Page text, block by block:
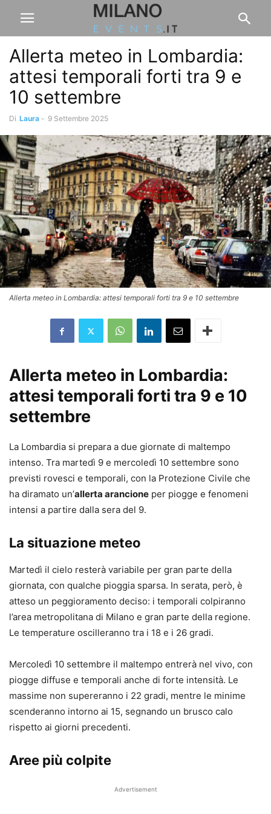
Allerta meteo in Lombardia:
attesi temporali forti tra 9 e
10 settembre
Di Laura - 9 Settembre 2025
Allerta meteo in Lombardia: attesi temporali forti tra 9 e 10 settembre
Allerta meteo in Lombardia:
attesi temporali forti tra 9 e 10
settembre
La Lombardia si prepara a due giornate di maltempo
intenso. Tra martedì 9 e mercoledì 10 settembre sono
previsti rovesci e temporali, con la Protezione Civile che
ha diramato un’allerta arancione per piogge e fenomeni
intensi a partire dalla sera del 9.
La situazione meteo
Martedì il cielo resterà variabile per gran parte della
giornata, con qualche pioggia sparsa. In serata, però, è
atteso un peggioramento deciso: i temporali colpiranno
l’area metropolitana di Milano e gran parte della regione.
Le temperature oscilleranno tra i 18 e i 26 gradi.
Mercoledì 10 settembre il maltempo entrerà nel vivo, con
piogge diffuse e temporali anche di forte intensità. Le
massime non supereranno i 22 gradi, mentre le minime
scenderanno intorno ai 15, segnando un brusco calo
rispetto ai giorni precedenti.
Aree più colpite
Advertisement